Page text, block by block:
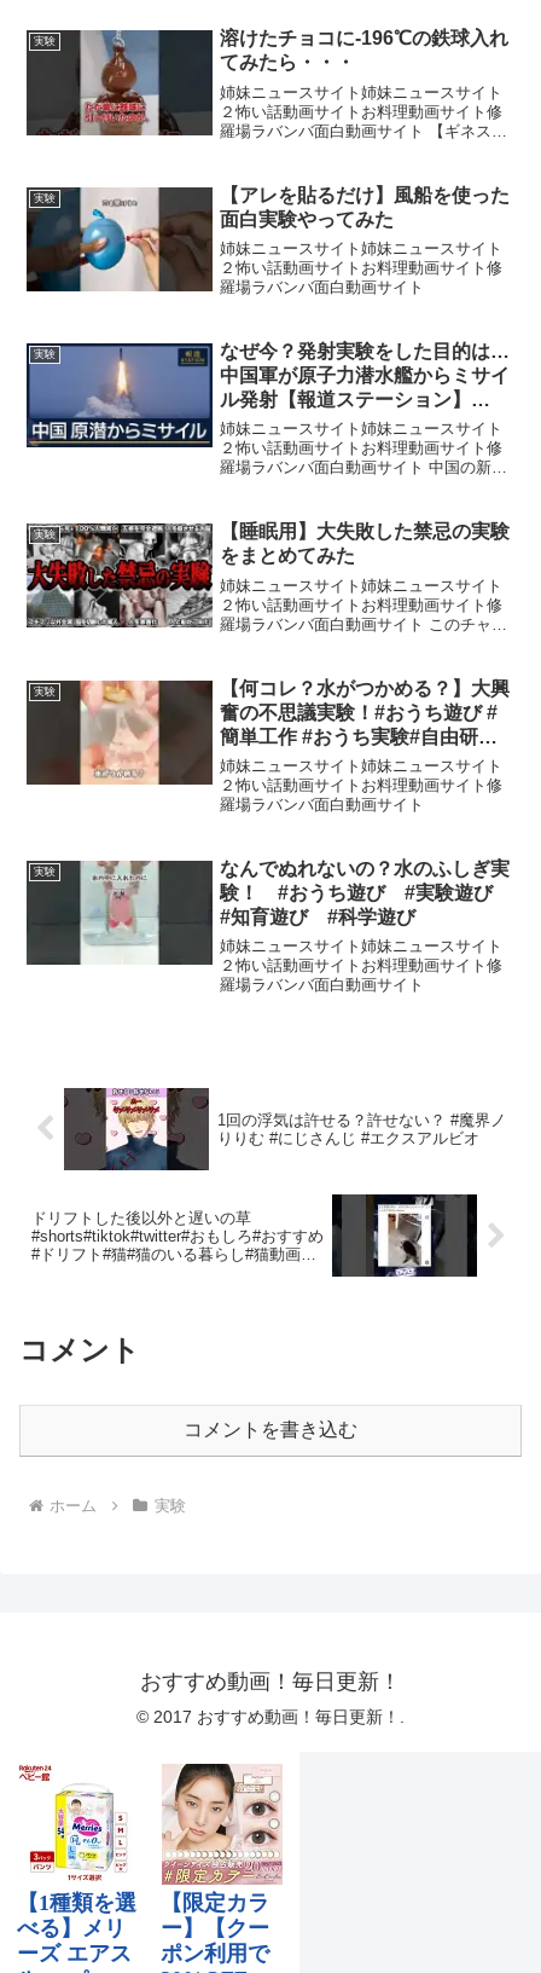
実験
溶けたチョコに-196℃の鉄球入れ
てみたら・・・
姉妹ニュースサイト姉妹ニュースサイト
２怖い話動画サイトお料理動画サイト修
羅場ラバンバ面白動画サイト 【ギネス】
イターフェス SCHOOL」@武蔵野大
学 ★4月1日...
実験
【アレを貼るだけ】風船を使った
面白実験やってみた
姉妹ニュースサイト姉妹ニュースサイト
２怖い話動画サイトお料理動画サイト修
羅場ラバンバ面白動画サイト
実験
なぜ今？発射実験をした目的は…
中国軍が原子力潜水艦からミサイ
ル発射【報道ステーション】
(2026年7月6日)
姉妹ニュースサイト姉妹ニュースサイト
２怖い話動画サイトお料理動画サイト修
羅場ラバンバ面白動画サイト 中国の新華
の公海上に着弾させたと報じました。日
本政府の関係者により...
実験
【睡眠用】大失敗した禁忌の実験
をまとめてみた
姉妹ニュースサイト姉妹ニュースサイト
２怖い話動画サイトお料理動画サイト修
羅場ラバンバ面白動画サイト このチャン
で学べるよう作成しています。面白かっ
たという方は、ぜひチャ...
実験
【何コレ？水がつかめる？】大興
奮の不思議実験！#おうち遊び #
簡単工作 #おうち実験#自由研究#
廃材遊び#保育士#小学生ママ #お
うち時間
姉妹ニュースサイト姉妹ニュースサイト
２怖い話動画サイトお料理動画サイト修
羅場ラバンバ面白動画サイト
実験
なんでぬれないの？水のふしぎ実
験！ #おうち遊び #実験遊び
#知育遊び #科学遊び
姉妹ニュースサイト姉妹ニュースサイト
２怖い話動画サイトお料理動画サイト修
羅場ラバンバ面白動画サイト
1回の浮気は許せる？許せない？ #魔界ノ
りりむ #にじさんじ #エクスアルビオ
ドリフトした後以外と遅いの草
#shorts#tiktok#twitter#おもしろ#おすすめ
#ドリフト#猫#猫のいる暮らし#猫動画#
コメント
コメントを書き込む
ホーム 実験
おすすめ動画！毎日更新！
© 2017 おすすめ動画！毎日更新！.